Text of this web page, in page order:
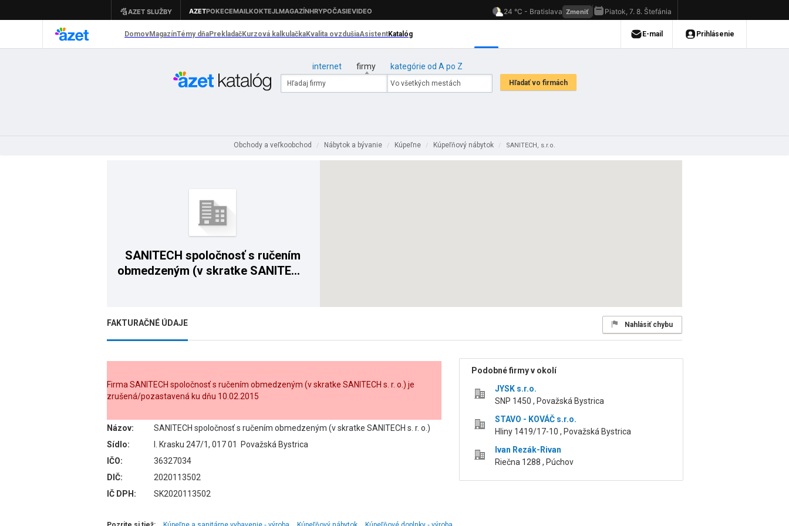
internet firmy kategórie od A po Z
Obchody a veľkoobchod / Nábytok a bývanie / Kúpeľne / Kúpeľňový nábytok / SANITECH, s.r.o.
SANITECH spoločnosť s ručením
obmedzeným (v skratke SANITECH
FAKTURAČNÉ ÚDAJE Nahlásiť chybu
Firma SANITECH spoločnosť s ručením obmedzeným (v skratke SANITECH s. r. o.) je
zrušená/pozastavená ku dňu 10.02.2015
Názov:
SANITECH spoločnosť s ručením obmedzeným (v skratke SANITECH s. r. o.)
Sídlo:
I. Krasku 247/1, 017 01 Považská Bystrica
IČO:
36327034
DIČ:
2020113502
IČ DPH:
SK2020113502
Podobné firmy v okolí
JYSK s.r.o.
SNP 1450 , Považská Bystrica
STAVO - KOVÁČ s.r.o.
Hliny 1419/17-10 , Považská Bystrica
Ivan Rezák-Rivan
Riečna 1288 , Púchov